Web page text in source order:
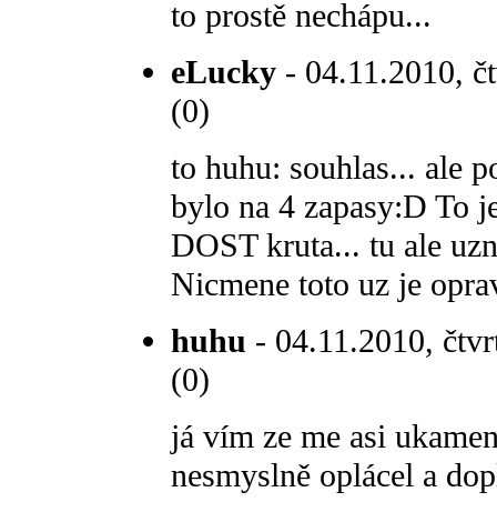
to prostě nechápu...
eLucky - 04.11.2010,
(0)
to huhu: souhlas... ale
bylo na 4 zapasy:D To
DOST kruta... tu ale
Nicmene toto uz je
huhu - 04.11.2010,
(0)
já vím ze me asi
nesmyslně oplácel a